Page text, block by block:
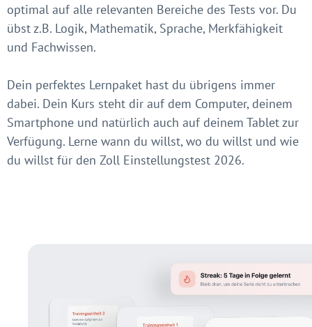
optimal auf alle relevanten Bereiche des Tests vor. Du
übst z.B. Logik, Mathematik, Sprache, Merkfähigkeit
und Fachwissen.
Dein perfektes Lernpaket hast du übrigens immer
dabei. Dein Kurs steht dir auf dem Computer, deinem
Smartphone und natürlich auch auf deinem Tablet zur
Verfügung. Lerne wann du willst, wo du willst und wie
du willst für den Zoll Einstellungstest 2026.